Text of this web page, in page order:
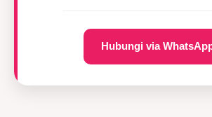
Hubungi via